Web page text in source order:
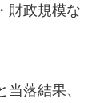
財政規模な
落結果、